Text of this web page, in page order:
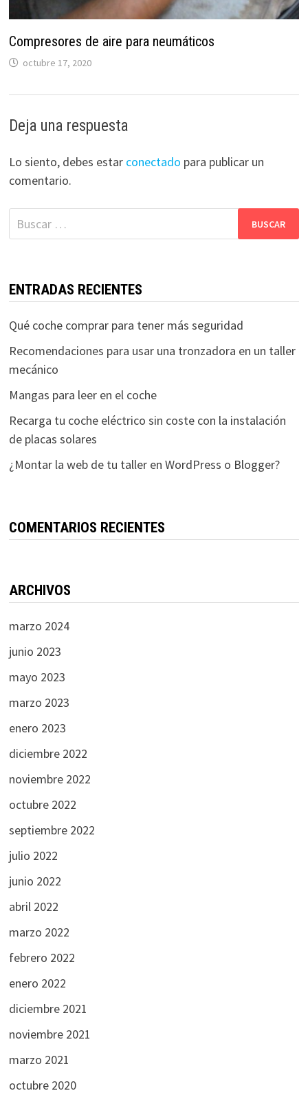
Compresores de aire para neumáticos
octubre 17, 2020
Deja una respuesta
Lo siento, debes estar conectado para publicar un
comentario.
Buscar:
ENTRADAS RECIENTES
Qué coche comprar para tener más seguridad
Recomendaciones para usar una tronzadora en un taller
mecánico
Mangas para leer en el coche
Recarga tu coche eléctrico sin coste con la instalación
de placas solares
¿Montar la web de tu taller en WordPress o Blogger?
COMENTARIOS RECIENTES
ARCHIVOS
marzo 2024
junio 2023
mayo 2023
marzo 2023
enero 2023
diciembre 2022
noviembre 2022
octubre 2022
septiembre 2022
julio 2022
junio 2022
abril 2022
marzo 2022
febrero 2022
enero 2022
diciembre 2021
noviembre 2021
marzo 2021
octubre 2020